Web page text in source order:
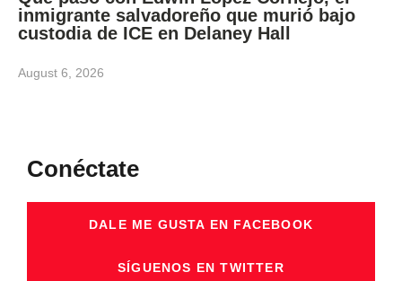
inmigrante salvadoreño que murió bajo
custodia de ICE en Delaney Hall
August 6, 2026
Conéctate
DALE ME GUSTA EN FACEBOOK
SÍGUENOS EN TWITTER